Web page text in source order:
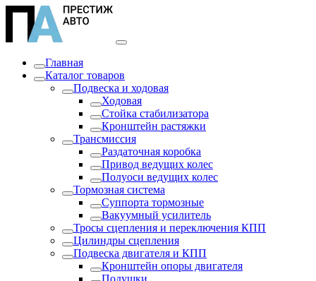
Главная
Каталог товаров
Подвеска и ходовая
Ходовая
Стойка стабилизатора
Кронштейн растяжки
Трансмиссия
Раздаточная коробка
Привод ведущих колес
Полуоси ведущих колес
Тормозная система
Суппорта тормозные
Вакуумный усилитель
Тросы сцепления и переключения КПП
Цилиндры сцепления
Подвеска двигателя и КПП
Кронштейн опоры двигателя
Подушки